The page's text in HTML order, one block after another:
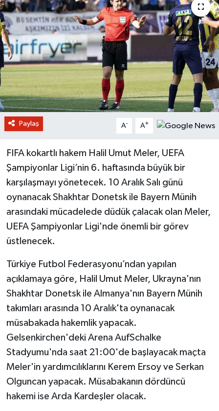
Paylaş A- A+
FIFA kokartlı hakem Halil Umut Meler, UEFA
Şampiyonlar Ligi’nin 6. haftasında büyük bir
karşılaşmayı yönetecek. 10 Aralık Salı günü
oynanacak Shakhtar Donetsk ile Bayern Münih
arasındaki mücadelede düdük çalacak olan Meler,
UEFA Şampiyonlar Ligi'nde önemli bir görev
üstlenecek.
Türkiye Futbol Federasyonu’ndan yapılan
açıklamaya göre, Halil Umut Meler, Ukrayna'nın
Shakhtar Donetsk ile Almanya'nın Bayern Münih
takımları arasında 10 Aralık'ta oynanacak
müsabakada hakemlik yapacak.
Gelsenkirchen'deki Arena AufSchalke
Stadyumu'nda saat 21:00'de başlayacak maçta
Meler'in yardımcılıklarını Kerem Ersoy ve Serkan
Olguncan yapacak. Müsabakanın dördüncü
hakemi ise Arda Kardeşler olacak.